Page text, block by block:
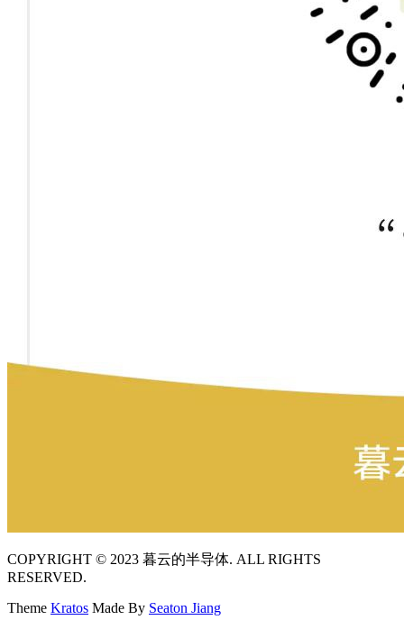
COPYRIGHT © 2023 暮云的半导体. ALL RIGHTS
RESERVED.
Theme Kratos Made By Seaton Jiang